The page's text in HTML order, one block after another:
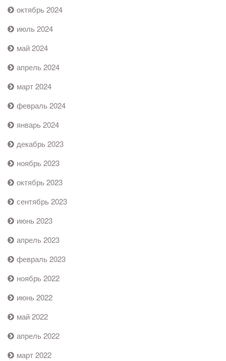
октябрь 2024
июль 2024
май 2024
апрель 2024
март 2024
февраль 2024
январь 2024
декабрь 2023
ноябрь 2023
октябрь 2023
сентябрь 2023
июнь 2023
апрель 2023
февраль 2023
ноябрь 2022
июнь 2022
май 2022
апрель 2022
март 2022